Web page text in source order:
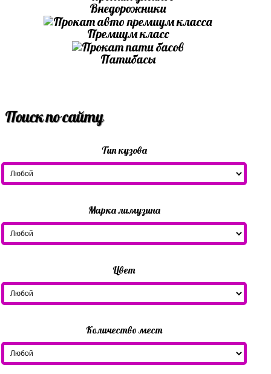
Внедорожники
Премиум класс
Патибасы
Поиск по сайту
Тип кузова
Марка лимузина
Цвет
Количество мест